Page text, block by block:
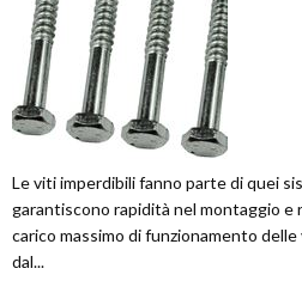
Le viti imperdibili fanno parte di quei
garantiscono rapidità nel montaggio e
carico massimo di funzionamento
dal...